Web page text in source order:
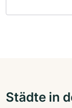
Städte in